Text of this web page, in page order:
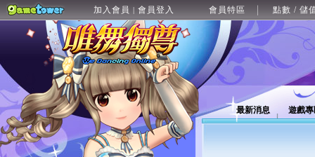
加入會員 | 會員登入 會員特區 點數 / 儲
最新消息 遊戲